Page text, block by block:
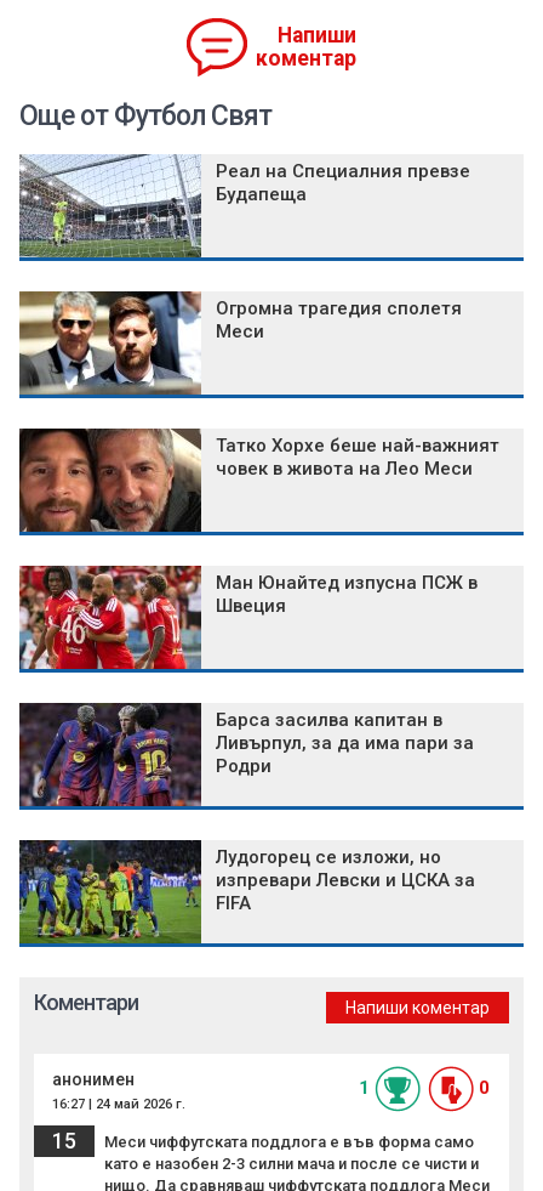
Напиши
коментар
Още от Футбол Свят
Реал на Специалния превзе
Будапеща
Огромна трагедия сполетя
Меси
Татко Хорхе беше най-важният
човек в живота на Лео Меси
Ман Юнайтед изпусна ПСЖ в
Швеция
Барса засилва капитан в
Ливърпул, за да има пари за
Родри
Лудогорец се изложи, но
изпревари Левски и ЦСКА за
FIFA
Коментари Напиши коментар
анонимен
16:27 | 24 май 2026 г.
1 0
15
Меси чиффутската поддлога е във форма само
като е назобен 2-3 силни мача и после се чисти и
нищо. Да сравняваш чиффутската поддлога Меси